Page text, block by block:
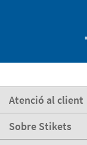
Atenció al client
Sobre Stikets